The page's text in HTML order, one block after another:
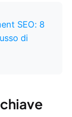
SEO: 8
di